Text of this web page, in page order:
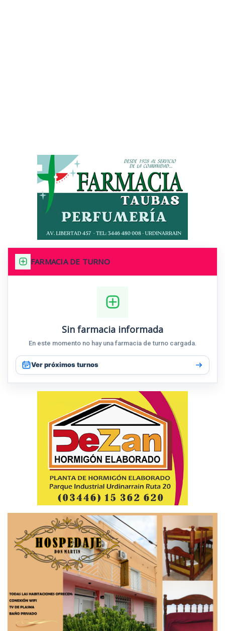
FARMACIA DE TURNO
Sin farmacia informada
En este momento no hay una farmacia de turno cargada.
Ver próximos turnos